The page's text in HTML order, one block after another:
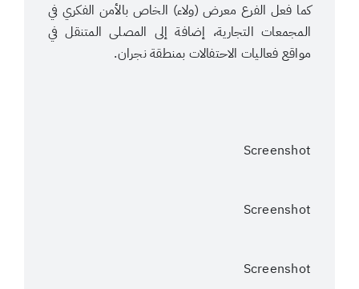
كما فعل الفرع معرض (ولاء) الخاص بالأمن الفكري في
المجمعات التجارية، إضافة إلى المصلى المتنقل في
مواقع فعاليات الاحتفالات بمنطقة نجران.
Screenshot
Screenshot
Screenshot